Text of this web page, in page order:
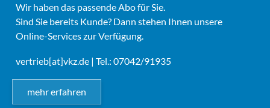
Wir haben das passende Abo für Sie.
Sind Sie bereits Kunde? Dann stehen Ihnen unsere
Online-Services zur Verfügung.
vertrieb[at]vkz.de | Tel.: 07042/91935
mehr erfahren